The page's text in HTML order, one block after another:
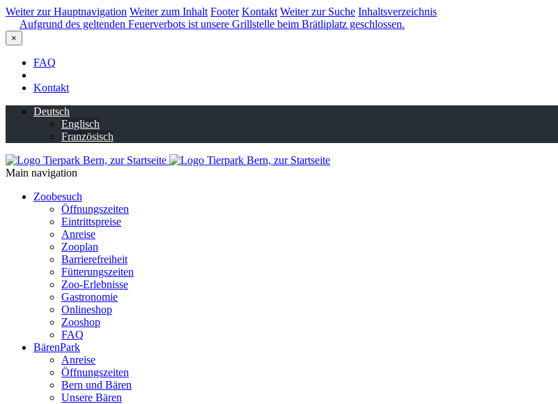
Weiter zur Hauptnavigation Weiter zum Inhalt Footer Kontakt Weiter zur Suche Inhaltsverzeichnis
Aufgrund des geltenden Feuerverbots ist unsere Grillstelle beim Brätliplatz geschlossen.
×
FAQ
Kontakt
Deutsch
Englisch
Französisch
Main navigation
Zoobesuch
Öffnungszeiten
Eintrittspreise
Anreise
Zooplan
Barrierefreiheit
Fütterungszeiten
Zoo-Erlebnisse
Gastronomie
Onlineshop
Zooshop
FAQ
BärenPark
Anreise
Öffnungszeiten
Bern und Bären
Unsere Bären